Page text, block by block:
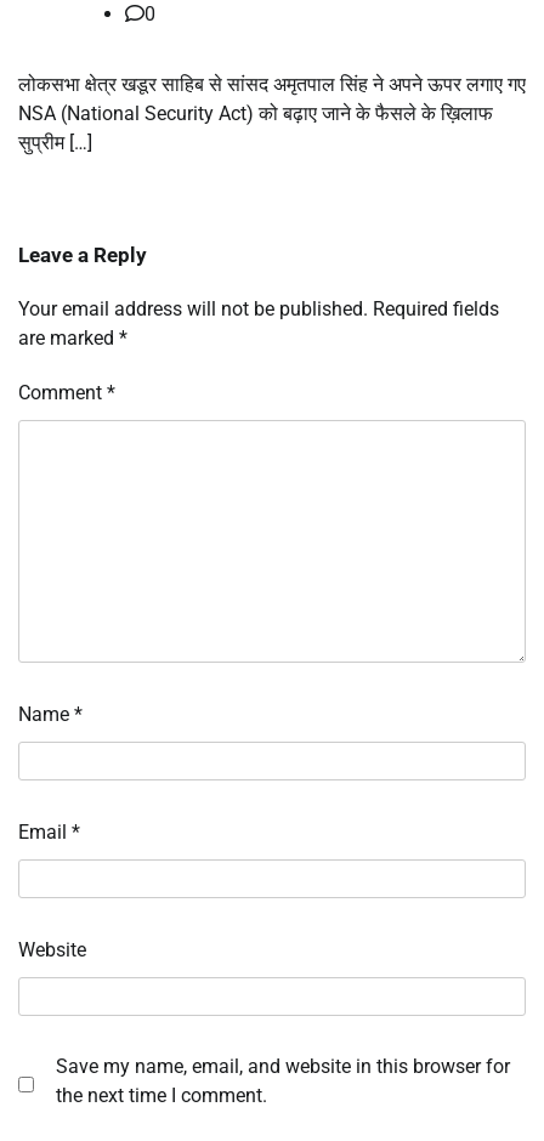
0
लोकसभा क्षेत्र खडूर साहिब से सांसद अमृतपाल सिंह ने अपने ऊपर लगाए गए
NSA (National Security Act) को बढ़ाए जाने के फैसले के ख़िलाफ
सुप्रीम […]
Leave a Reply
Your email address will not be published. Required fields
are marked *
Comment *
Name *
Email *
Website
Save my name, email, and website in this browser for
the next time I comment.